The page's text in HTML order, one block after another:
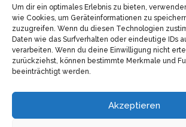
Um dir ein optimales Erlebnis zu bieten,
wie Cookies, um Geräteinformationen zu
zuzugreifen. Wenn du diesen Technologien
Daten wie das Surfverhalten oder eindeutige IDs
verarbeiten. Wenn du deine Einwilligung nicht
zurückziehst, können bestimmte Merkmale und
beeinträchtigt werden.
Akzeptieren
Impressum
Datenschutz